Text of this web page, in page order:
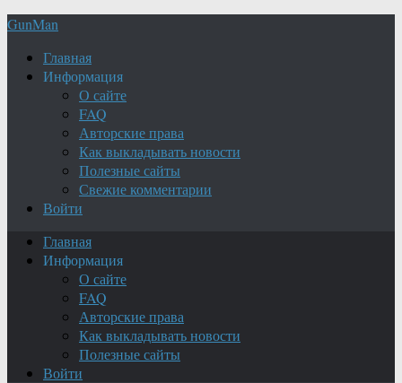
GunMan
Главная
Информация
О сайте
FAQ
Авторские права
Как выкладывать новости
Полезные сайты
Свежие комментарии
Войти
Главная
Информация
О сайте
FAQ
Авторские права
Как выкладывать новости
Полезные сайты
Войти